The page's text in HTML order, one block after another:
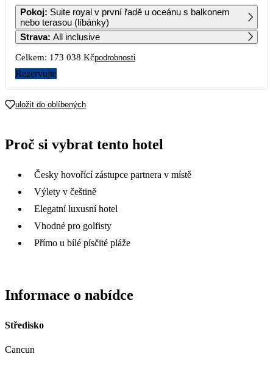
7 8
110 979
9 10 11 12 13
14 15 16
21
86 519
22
102 079
23 24 25 26 27
Pokoj: Suite royal v první řadě u oceánu s balkonem
nebo terasou (líbánky)
Strava: All inclusive
Celkem: 173 038 Kčpodrobnosti
Rezervujte
uložit do oblíbených
Proč si vybrat tento hotel
Česky hovořící zástupce partnera v místě
Výlety v češtině
Elegatní luxusní hotel
Vhodné pro golfisty
Přímo u bílé písčité pláže
Informace o nabídce
Středisko
Cancun